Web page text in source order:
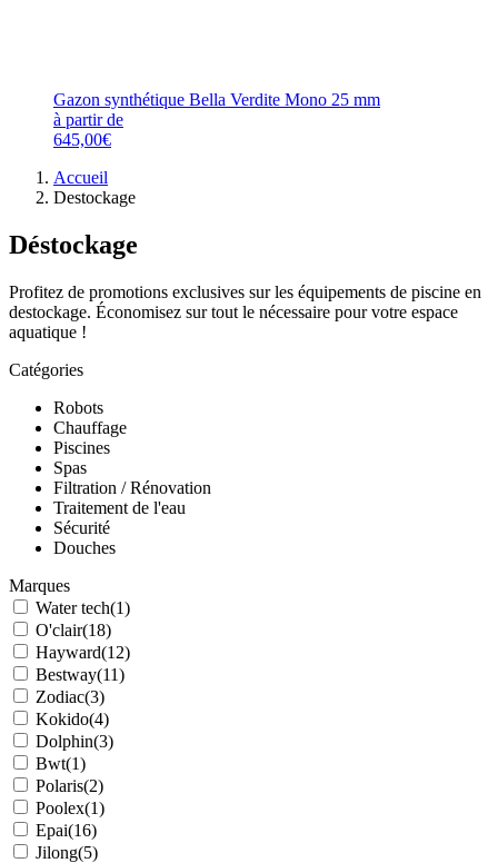
Gazon synthétique Bella Verdite Mono 25 mm
à partir de
645,00€
Accueil
Destockage
Déstockage
Profitez de promotions exclusives sur les équipements de piscine en
destockage. Économisez sur tout le nécessaire pour votre espace
aquatique !
Catégories
Robots
Chauffage
Piscines
Spas
Filtration / Rénovation
Traitement de l'eau
Sécurité
Douches
Marques
Water tech(1)
O'clair(18)
Hayward(12)
Bestway(11)
Zodiac(3)
Kokido(4)
Dolphin(3)
Bwt(1)
Polaris(2)
Poolex(1)
Epai(16)
Jilong(5)